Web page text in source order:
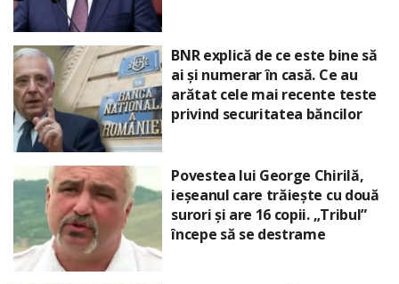
BNR explică de ce este bine să
ai și numerar în casă. Ce au
arătat cele mai recente teste
privind securitatea băncilor
Povestea lui George Chirilă,
ieșeanul care trăiește cu două
surori și are 16 copii. „Tribul”
începe să se destrame